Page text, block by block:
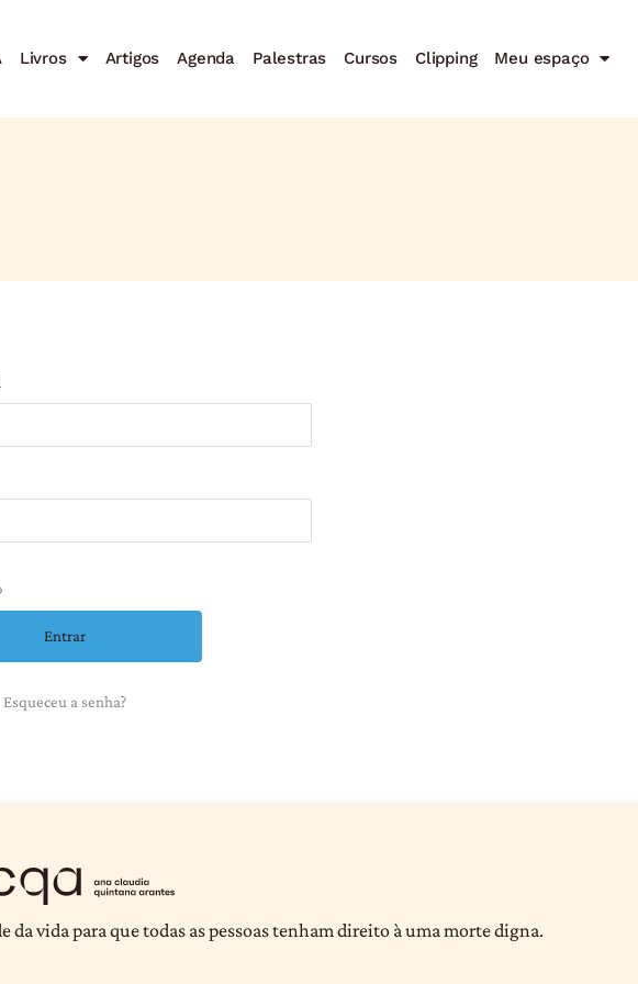
Livros Artigos Agenda Palestras Cursos Clipping Meu espaço
Esqueceu a senha?
vida para que todas as pessoas tenham direito à uma morte digna.